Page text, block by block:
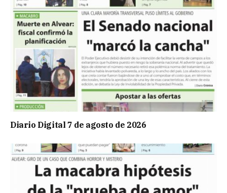
Diario Digital 7 de agosto de 2026